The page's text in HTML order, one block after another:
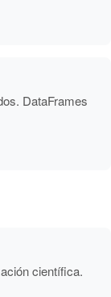
DataFrames
científica.